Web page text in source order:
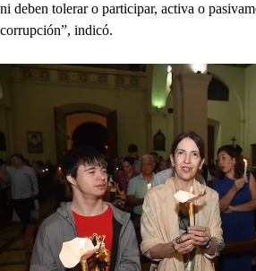
ni deben tolerar o participar, activa o
corrupción”, indicó.